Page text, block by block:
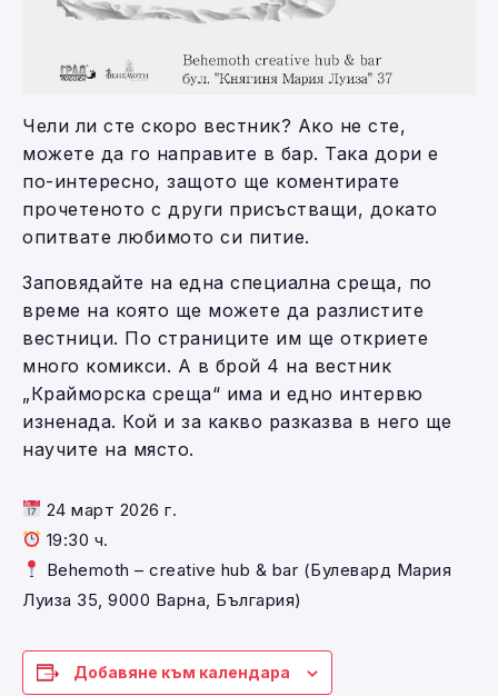
Чели ли сте скоро вестник? Ако не сте,
можете да го направите в бар. Така дори е
по-интересно, защото ще коментирате
прочетеното с други присъстващи, докато
опитвате любимото си питие.
Заповядайте на една специална среща, по
време на която ще можете да разлистите
вестници. По страниците им ще откриете
много комикси. А в брой 4 на вестник
„Крайморска среща“ има и едно интервю
изненада. Кой и за какво разказва в него ще
научите на място.
24 март 2026 г.
19:30 ч.
Behemoth – creative hub & bar (Булевард Мария
Луиза 35, 9000 Варна, България)
Добавяне към календара